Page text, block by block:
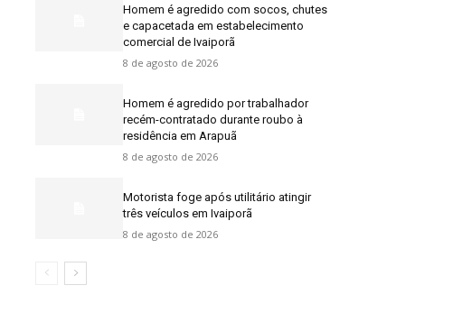
Homem é agredido com socos, chutes
e capacetada em estabelecimento
comercial de Ivaiporã
8 de agosto de 2026
Homem é agredido por trabalhador
recém-contratado durante roubo à
residência em Arapuã
8 de agosto de 2026
Motorista foge após utilitário atingir
três veículos em Ivaiporã
8 de agosto de 2026